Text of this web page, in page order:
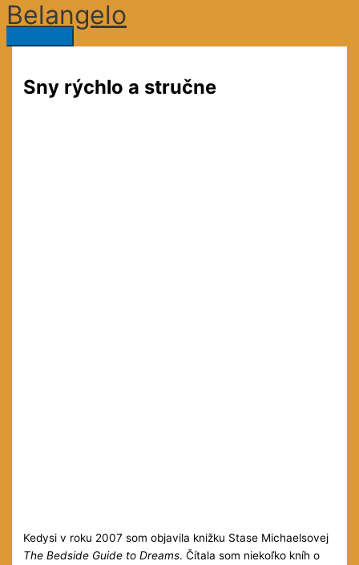
Preskočiť
obsah
Belangelo
Hlavné
Sny rýchlo a stručne
Kedysi v roku 2007 som objavila knižku Stase Michaelsovej
The Bedside Guide to Dreams. Čítala som niekoľko kníh o